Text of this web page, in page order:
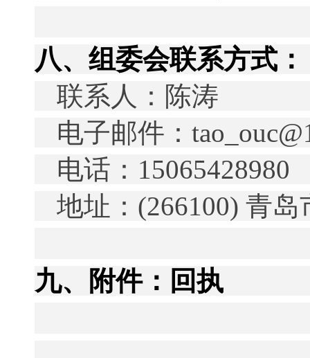
八、组委会联系方式：
联系人：陈涛
电子邮件：
电话： 15065428980
地址： (266100) 青岛
九、附件：回执